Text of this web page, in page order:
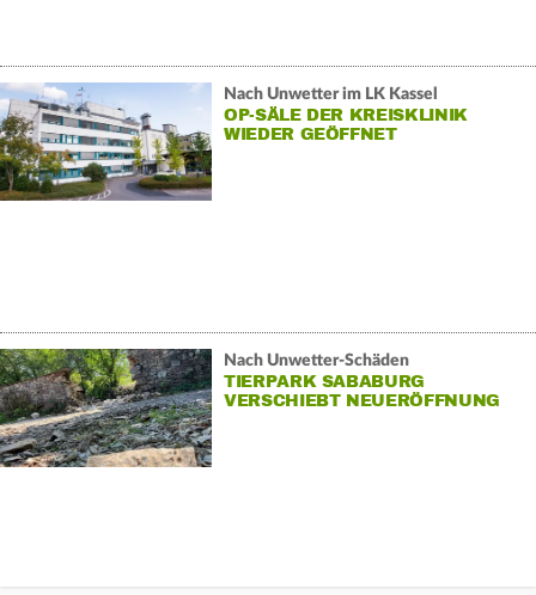
Nach Unwetter im LK Kassel
OP-SÄLE DER KREISKLINIK
WIEDER GEÖFFNET
Nach Unwetter-Schäden
TIERPARK SABABURG
VERSCHIEBT NEUERÖFFNUNG